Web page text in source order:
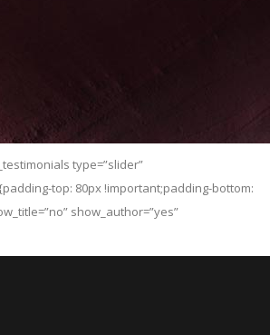
type=”slider”
top: 80px !important;padding-bottom:
show_author=”yes”